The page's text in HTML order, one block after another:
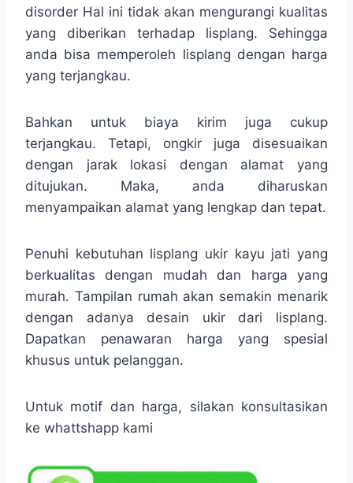
disorder Hal ini tidak akan mengurangi kualitas
yang diberikan terhadap lisplang. Sehingga
anda bisa memperoleh lisplang dengan harga
yang terjangkau.
Bahkan untuk biaya kirim juga cukup
terjangkau. Tetapi, ongkir juga disesuaikan
dengan jarak lokasi dengan alamat yang
ditujukan. Maka, anda diharuskan
menyampaikan alamat yang lengkap dan tepat.
Penuhi kebutuhan lisplang ukir kayu jati yang
berkualitas dengan mudah dan harga yang
murah. Tampilan rumah akan semakin menarik
dengan adanya desain ukir dari lisplang.
Dapatkan penawaran harga yang spesial
khusus untuk pelanggan.
Untuk motif dan harga, silakan konsultasikan
ke whattshapp kami